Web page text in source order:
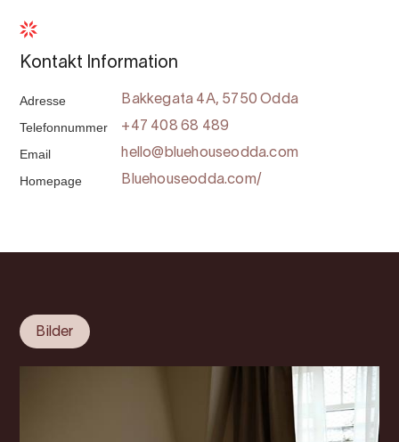
Kontakt Information
Adresse Bakkegata 4A, 5750 Odda
Telefonnummer +47 408 68 489
Email hello@bluehouseodda.com
Homepage Bluehouseodda.com/
Bilder